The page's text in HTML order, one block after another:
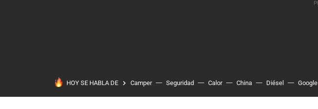
HOY SE HABLA DE Camper Seguridad Calor China Diésel